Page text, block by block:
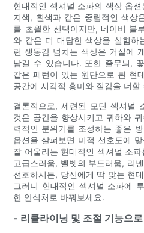
현대적인 섹셔널 소파의 색상 옵
지색, 흰색과 같은 중립적인 색상
를 초월한 선택이지만, 네이비 블
와 같은 더 대담한 색상을 실험하
런 생동감 넘치는 색상은 거실에
남길 수 있습니다. 또한 줄무늬,
같은 패턴이 있는 원단으로 된 현
공간에 시각적 흥미와 질감을 더할
결론적으로, 세련된 모던 섹셔널
것은 공간을 향상시키고 귀하와
력적인 분위기를 조성하는 좋은
옵션을 살펴보면 미적 선호도에
잘 어울리는 현대적인 섹셔널 소
고급스러움, 벨벳의 부드러움, 리
선호하시든, 당신에게 딱 맞는 현
그러니 현대적인 섹셔널 소파에
한 안식처로 바꿔보세요.
- 리클라이닝 및 조절 기능으